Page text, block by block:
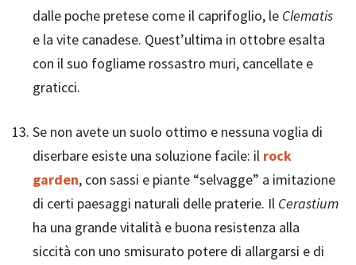
dalle poche pretese come il caprifoglio, le Clematis
e la vite canadese. Quest’ultima in ottobre esalta
con il suo fogliame rossastro muri, cancellate e
graticci.
Se non avete un suolo ottimo e nessuna voglia di
diserbare esiste una soluzione facile: il rock
garden, con sassi e piante “selvagge” a imitazione
di certi paesaggi naturali delle praterie. Il Cerastium
ha una grande vitalità e buona resistenza alla
siccità con uno smisurato potere di allargarsi e di